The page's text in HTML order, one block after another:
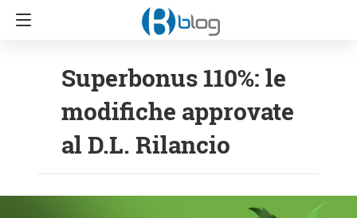
Superbonus 110%: le
modifiche approvate
al D.L. Rilancio